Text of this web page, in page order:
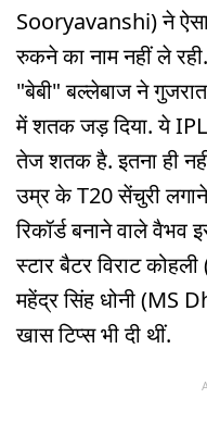
Sooryavanshi) ने ऐसा
रुकने का नाम नहीं ले
"बेबी" बल्लेबाज ने
में शतक जड़ दिया. ये IPL
तेज शतक है. इतना ही
उम्र के T20 सेंचुरी
रिकॉर्ड बनाने वाले वैभव
स्टार बैटर विराट
महेंद्र सिंह धोनी (MS
खास टिप्स भी दी थीं.